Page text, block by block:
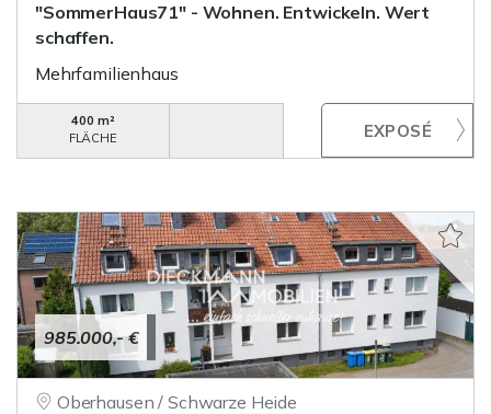
"SommerHaus71" - Wohnen. Entwickeln. Wert
schaffen.
Mehrfamilienhaus
400 m²
FLÄCHE
985.000,- €
Oberhausen / Schwarze Heide